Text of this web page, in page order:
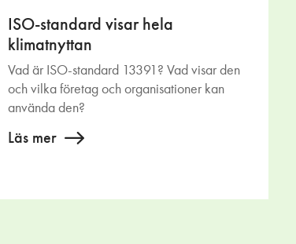
ISO-standard visar hela
klimatnyttan
Vad är ISO-standard 13391? Vad visar den
och vilka företag och organisationer kan
använda den?
Läs mer